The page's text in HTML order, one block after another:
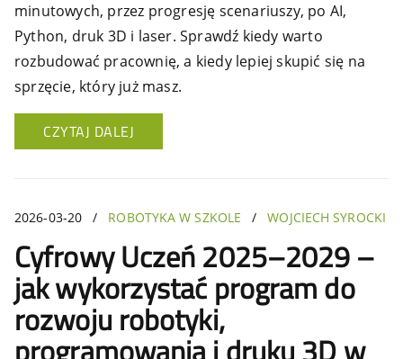
minutowych, przez progresję scenariuszy, po AI,
Python, druk 3D i laser. Sprawdź kiedy warto
rozbudować pracownię, a kiedy lepiej skupić się na
sprzęcie, który już masz.
CZYTAJ DALEJ
2026-03-20 / ROBOTYKA W SZKOLE / WOJCIECH SYROCKI
Cyfrowy Uczeń 2025–2029 –
jak wykorzystać program do
rozwoju robotyki,